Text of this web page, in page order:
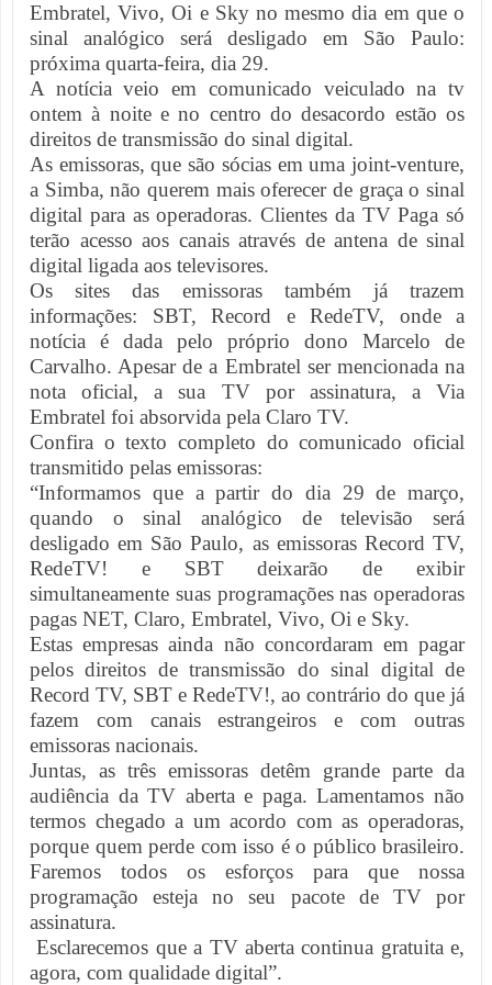
Embratel, Vivo, Oi e Sky no mesmo dia em que o
sinal analógico será desligado em São Paulo:
próxima quarta-feira, dia 29.
A notícia veio em comunicado veiculado na tv
ontem à noite e no centro do desacordo estão os
direitos de transmissão do sinal digital.
As emissoras, que são sócias em uma joint-venture,
a Simba, não querem mais oferecer de graça o sinal
digital para as operadoras. Clientes da TV Paga só
terão acesso aos canais através de antena de sinal
digital ligada aos televisores.
Os sites das emissoras também já trazem
informações: SBT, Record e RedeTV, onde a
notícia é dada pelo próprio dono Marcelo de
Carvalho. Apesar de a Embratel ser mencionada na
nota oficial, a sua TV por assinatura, a Via
Embratel foi absorvida pela Claro TV.
Confira o texto completo do comunicado oficial
transmitido pelas emissoras:
“Informamos que a partir do dia 29 de março,
quando o sinal analógico de televisão será
desligado em São Paulo, as emissoras Record TV,
RedeTV! e SBT deixarão de exibir
simultaneamente suas programações nas operadoras
pagas NET, Claro, Embratel, Vivo, Oi e Sky.
Estas empresas ainda não concordaram em pagar
pelos direitos de transmissão do sinal digital de
Record TV, SBT e RedeTV!, ao contrário do que já
fazem com canais estrangeiros e com outras
emissoras nacionais.
Juntas, as três emissoras detêm grande parte da
audiência da TV aberta e paga. Lamentamos não
termos chegado a um acordo com as operadoras,
porque quem perde com isso é o público brasileiro.
Faremos todos os esforços para que nossa
programação esteja no seu pacote de TV por
assinatura.
Esclarecemos que a TV aberta continua gratuita e,
agora, com qualidade digital”.